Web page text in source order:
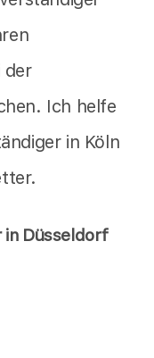
der
Ich helfe
in Köln
in Düsseldorf